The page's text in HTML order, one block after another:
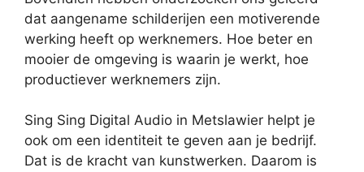
dat aangename schilderijen een motiverende
werking heeft op werknemers. Hoe beter en
mooier de omgeving is waarin je werkt, hoe
productiever werknemers zijn.
Sing Sing Digital Audio in Metslawier helpt je
ook om een identiteit te geven aan je bedrijf.
Dat is de kracht van kunstwerken. Daarom is